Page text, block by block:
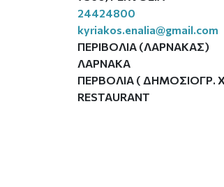
24424800
kyriakos.enalia@gmail.com
ΠΕΡΙΒΟΛΙΑ (ΛΑΡΝΑΚΑΣ)
ΛΑΡΝΑΚΑ
ΠΕΡΒΟΛΙΑ ( ΔΗΜΟΣΙΟΓΡ.
RESTAURANT